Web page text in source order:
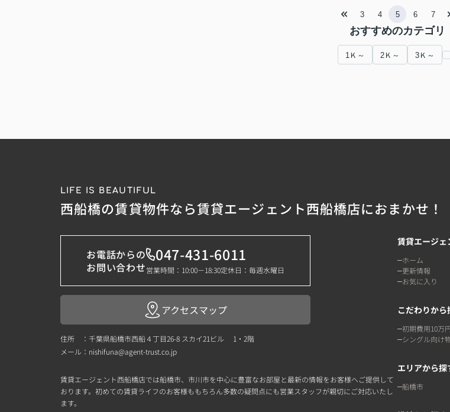
3 4 5 6 7
おすすめのカテゴリ
1Ｋ～ 2Ｋ～ 3Ｋ～
LIFE IS BEAUTIFUL
西船橋の賃貸物件なら賃貸エージェント西船橋店におまかせ！
お電話からの
お問い合わせ
047-431-6011
営業時間：10:00－18:30定休日：毎週水曜日
アクセスマップ
住所 ：千葉県船橋市西船４丁目26-8 スカイ21ビル 1・2階
メール： nishifuna@agent-trust.co.jp
賃貸エージェント西船橋店では船橋市、市川市を中心に豊富なお部屋と最新の情報をお客様へご提供して
おります。初めての賃貸ライフのお客様ももちろん多数の疑問点にも営業スタッフが親切にご対応いたし
ます。
賃貸エージェ
ホーム
更新情報
お気に入り
こだわりから
初期費用10万
シングル向け
エリアから探
船橋市